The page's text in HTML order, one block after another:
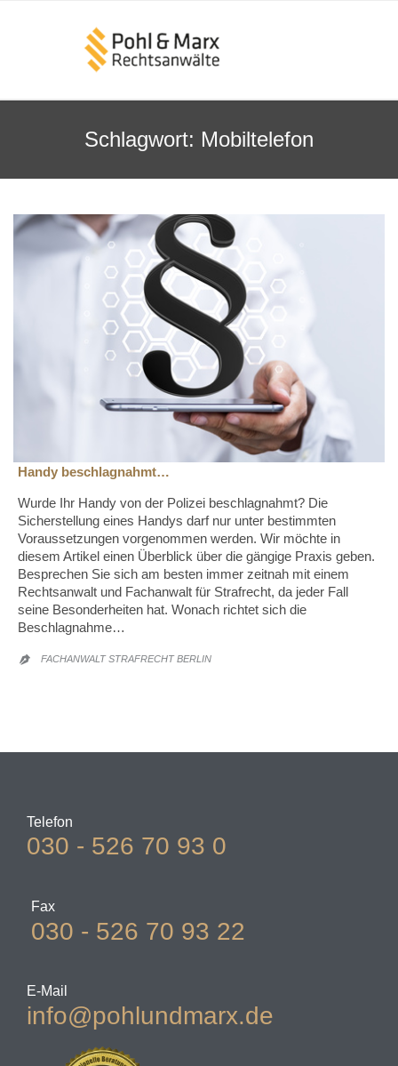
Schlagwort: Mobiltelefon
Handy beschlagnahmt…
Wurde Ihr Handy von der Polizei beschlagnahmt? Die
Sicherstellung eines Handys darf nur unter bestimmten
Voraussetzungen vorgenommen werden. Wir möchte in
diesem Artikel einen Überblick über die gängige Praxis geben.
Besprechen Sie sich am besten immer zeitnah mit einem
Rechtsanwalt und Fachanwalt für Strafrecht, da jeder Fall
seine Besonderheiten hat. Wonach richtet sich die
Beschlagnahme…
 FACHANWALT STRAFRECHT BERLIN
Telefon
030 - 526 70 93 0
Fax
030 - 526 70 93 22
E-Mail
info@pohlundmarx.de